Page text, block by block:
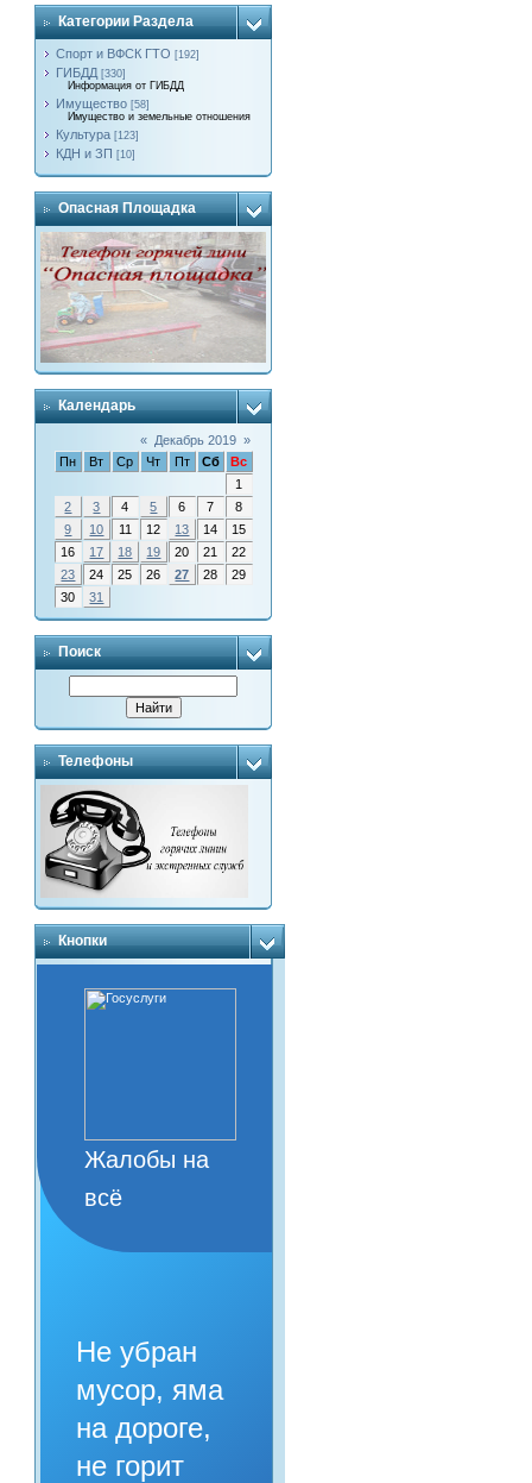
Категории Раздела
Спорт и ВФСК ГТО [192]
ГИБДД [330]
Информация от ГИБДД
Имущество [58]
Имущество и земельные отношения
Культура [123]
КДН и ЗП [10]
Опасная Площадка
Календарь
« Декабрь 2019 »
Пн
Вт Ср Чт Пт Сб
Вс
1
2
3 4 5 6 7
8
9
10 11 12 13 14
15
16
17 18 19 20 21
22
23
24 25 26 27 28
29
30
31
Поиск
Телефоны
Кнопки
Жалобы на
всё
Не убран
мусор, яма
на дороге,
не горит